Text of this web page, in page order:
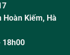
Hoàn Kiếm, Hà
18h00